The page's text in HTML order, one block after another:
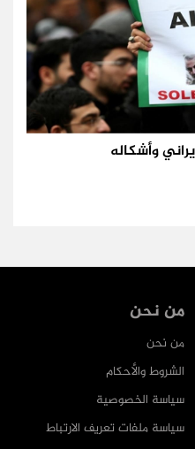
وأشكاله
من نحن
من نحن
الشروط والأحكام
سياسة الخصوصية
سياسة ملفات تعريف الارتباط